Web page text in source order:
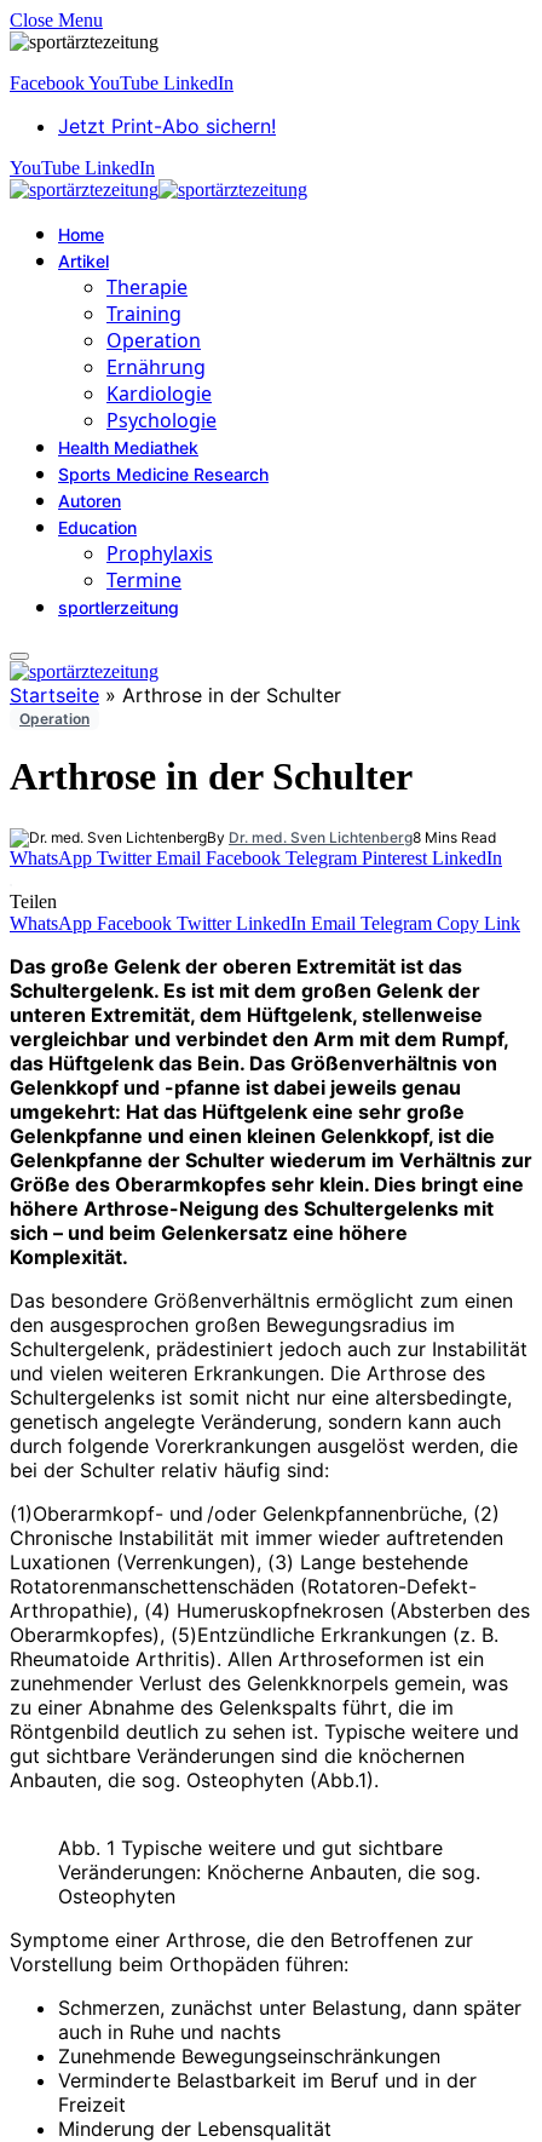
Close Menu
FacebookYouTube LinkedIn
Jetzt Print-Abo sichern!
YouTube LinkedIn
Home
Artikel
Therapie
Training
Operation
Ernährung
Kardiologie
Psychologie
Health Mediathek
Sports Medicine Research
Autoren
Education
Prophylaxis
Termine
sportlerzeitung
Startseite » Arthrose in der Schulter
Operation
Arthrose in der Schulter
By Dr. med. Sven Lichtenberg8 Mins Read
WhatsApp Twitter Email Facebook Telegram Pinterest LinkedIn
Teilen
WhatsApp Facebook Twitter LinkedIn Email Telegram Copy Link
Das große Gelenk der oberen Extremität ist das
Schultergelenk. Es ist mit dem großen Gelenk der
unteren Extremität, dem Hüftgelenk, stellenweise
vergleichbar und verbindet den Arm mit dem Rumpf,
das Hüftgelenk das Bein. Das Größenverhältnis von
Gelenkkopf und -pfanne ist dabei jeweils genau
umgekehrt: Hat das Hüftgelenk eine sehr große
Gelenkpfanne und einen kleinen Gelenkkopf, ist die
Gelenkpfanne der Schulter wiederum im Verhältnis zur
Größe des Oberarmkopfes sehr klein. Dies bringt eine
höhere Arthrose-Neigung des Schultergelenks mit
sich – und beim Gelenkersatz eine höhere
Komplexität.
Das besondere Größenverhältnis ermöglicht zum einen
den ausgesprochen großen Bewegungsradius im
Schultergelenk, prädestiniert jedoch auch zur Instabilität
und vielen weiteren Erkrankungen. Die Arthrose des
Schultergelenks ist somit nicht nur eine altersbedingte,
genetisch angelegte Veränderung, sondern kann auch
durch folgende Vorerkrankungen ausgelöst werden, die
bei der Schulter relativ häufig sind:
(1)Oberarmkopf- und /oder Gelenkpfannenbrüche, (2)
Chronische Instabilität mit immer wieder auftretenden
Luxationen (Verrenkungen), (3) Lange bestehende
Rotatorenmanschettenschäden (Rotatoren-Defekt-
Arthropathie), (4) Humeruskopfnekrosen (Absterben des
Oberarmkopfes), (5)Entzündliche Erkrankungen (z. B.
Rheumatoide Arthritis). Allen Arthroseformen ist ein
zunehmender Verlust des Gelenkknorpels gemein, was
zu einer Abnahme des Gelenkspalts führt, die im
Röntgenbild deutlich zu sehen ist. Typische weitere und
gut sichtbare Veränderungen sind die knöchernen
Anbauten, die sog. Osteophyten (Abb.1).
Abb. 1 Typische weitere und gut sichtbare
Veränderungen: Knöcherne Anbauten, die sog.
Osteophyten
Symptome einer Arthrose, die den Betroffenen zur
Vorstellung beim Orthopäden führen:
Schmerzen, zunächst unter Belastung, dann später
auch in Ruhe und nachts
Zunehmende Bewegungseinschränkungen
Verminderte Belastbarkeit im Beruf und in der
Freizeit
Minderung der Lebensqualität